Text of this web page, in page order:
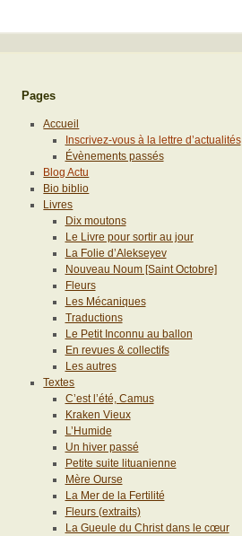
Pages
Accueil
Inscrivez-vous à la lettre d’actualités
Évènements passés
Blog Actu
Bio biblio
Livres
Dix moutons
Le Livre pour sortir au jour
La Folie d’Alekseyev
Nouveau Noum [Saint Octobre]
Fleurs
Les Mécaniques
Traductions
Le Petit Inconnu au ballon
En revues & collectifs
Les autres
Textes
C’est l’été, Camus
Kraken Vieux
L’Humide
Un hiver passé
Petite suite lituanienne
Mère Ourse
La Mer de la Fertilité
Fleurs (extraits)
La Gueule du Christ dans le cœur